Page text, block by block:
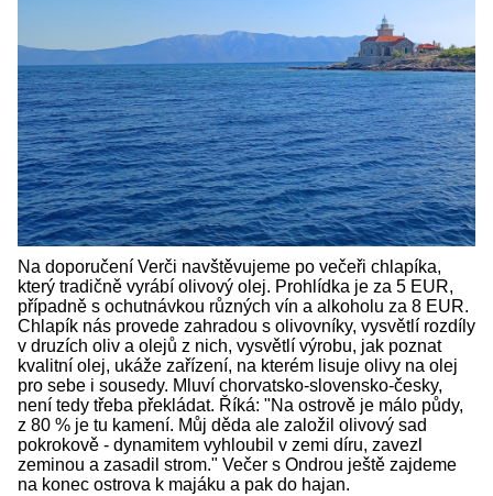
Na doporučení Verči navštěvujeme po večeři chlapíka,
který tradičně vyrábí olivový olej. Prohlídka je za 5 EUR,
případně s ochutnávkou různých vín a alkoholu za 8 EUR.
Chlapík nás provede zahradou s olivovníky, vysvětlí rozdíly
v druzích oliv a olejů z nich, vysvětlí výrobu, jak poznat
kvalitní olej, ukáže zařízení, na kterém lisuje olivy na olej
pro sebe i sousedy. Mluví chorvatsko-slovensko-česky,
není tedy třeba překládat. Říká: "Na ostrově je málo půdy,
z 80 % je tu kamení. Můj děda ale založil olivový sad
pokrokově - dynamitem vyhloubil v zemi díru, zavezl
zeminou a zasadil strom." Večer s Ondrou ještě zajdeme
na konec ostrova k majáku a pak do hajan.